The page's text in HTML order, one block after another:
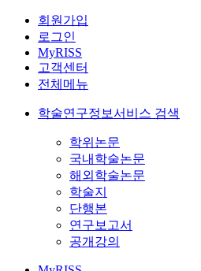
회원가입
로그인
MyRISS
고객센터
전체메뉴
학술연구정보서비스 검색
학위논문
국내학술논문
해외학술논문
학술지
단행본
연구보고서
공개강의